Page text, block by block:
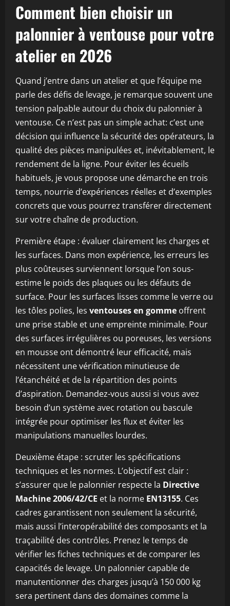
Comment bien choisir un
palonnier à ventouse pour votre
atelier en 2026
Quand j’entre dans un atelier et que l’équipe me
parle des défis de levage, je remarque souvent une
tension palpable autour du choix du palonnier à
ventouse. Ce n’est pas un simple achat: c’est une
décision qui influence la sécurité des opérateurs, la
qualité des pièces manipulées et, inévitablement, le
rendement de la ligne. Pour éviter les écueils
habituels, je vous propose une démarche en trois
temps, nourrie d’expériences réelles et d’exemples
concrets que vous pourrez transférer directement
sur votre chaîne de production.
Première étape : évaluer clairement les charges et
les surfaces. Dans mon expérience, les erreurs les
plus coûteuses surviennent lorsque l’on sous-
estime le poids des plaques ou les défauts de
surface. Pour les surfaces lisses comme le verre ou
les tôles polies, les ventouses en gomme offrent
une prise stable et une empreinte minimale. Pour
des surfaces irrégulières ou poreuses, les versions
en mousse ont démontré leur efficacité, mais
nécessitent une vérification minutieuse de
l’étanchéité et de la répartition des points
d’aspiration. Demandez-vous aussi si vous avez
besoin d’un système avec rotation ou bascule
intégrée pour optimiser les flux et éviter les
manipulations manuelles lourdes.
Deuxième étape : scruter les spécifications
techniques et les normes. L’objectif est clair :
s’assurer que le palonnier respecte la Directive
Machine 2006/42/CE et la norme EN13155. Ces
cadres garantissent non seulement la sécurité,
mais aussi l’interopérabilité des composants et la
traçabilité des contrôles. Prenez le temps de
vérifier les fiches techniques et de comparer les
capacités de levage. Un palonnier capable de
manutentionner des charges jusqu’à 150 000 kg
sera pertinent dans des domaines comme la